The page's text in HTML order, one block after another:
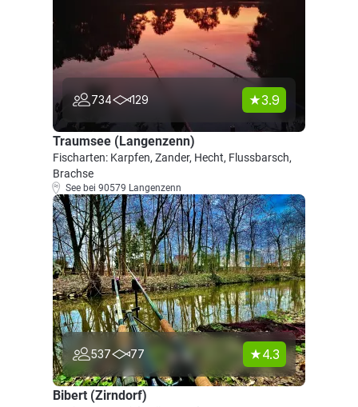
734 129 3.9
Traumsee (Langenzenn)
Fischarten: Karpfen, Zander, Hecht, Flussbarsch,
Brachse
See bei 90579 Langenzenn
537 77 4.3
Bibert (Zirndorf)